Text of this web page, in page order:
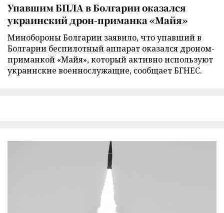
Упавшим БПЛА в Болгарии оказался
украинский дрон-приманка «Майя»
Минобороны Болгарии заявило, что упавший в
Болгарии беспилотный аппарат оказался дроном-
приманкой «Майя», который активно используют
украинские военнослужащие, сообщает БГНЕС.